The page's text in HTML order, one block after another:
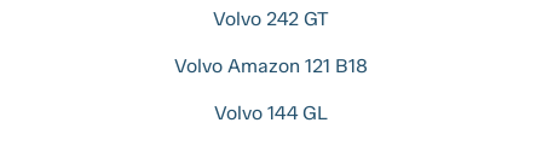
Volvo 242 GT
Volvo Amazon 121 B18
Volvo 144 GL